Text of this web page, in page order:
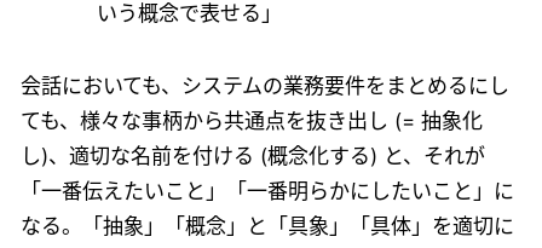
いう概念で表せる」
会話においても、システムの業務要件をまとめるにし
ても、様々な事柄から共通点を抜き出し (= 抽象化
し)、適切な名前を付ける (概念化する) と、それが
「一番伝えたいこと」「一番明らかにしたいこと」に
なる。「抽象」「概念」と「具象」「具体」を適切に